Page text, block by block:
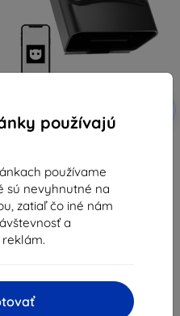
používajú
používame
sú nevyhnutné na
zatiaľ čo iné nám
a
kupónom
168,90 €
152,02 €
Na sklade > 5 ks